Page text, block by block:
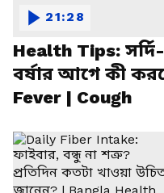
Health Tips:
বর্ষার আগে কী
Fever | Cough
21:28